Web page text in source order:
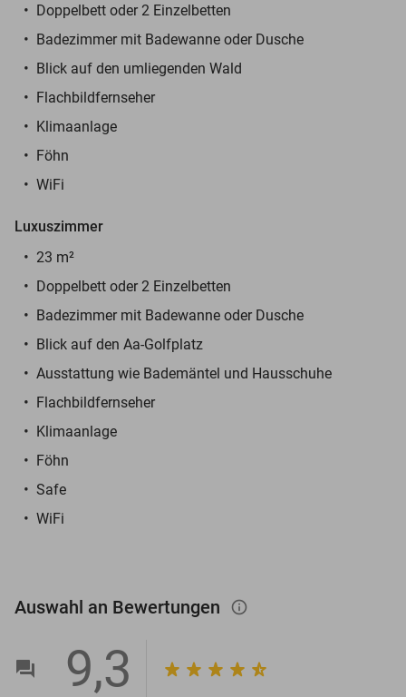
Doppelbett oder 2 Einzelbetten
Badezimmer mit Badewanne oder Dusche
Blick auf den umliegenden Wald
Flachbildfernseher
Klimaanlage
Föhn
WiFi
Luxuszimmer
23 m²
Doppelbett oder 2 Einzelbetten
Badezimmer mit Badewanne oder Dusche
Blick auf den Aa-Golfplatz
Ausstattung wie Bademäntel und Hausschuhe
Flachbildfernseher
Klimaanlage
Föhn
Safe
WiFi
Auswahl an Bewertungen info_outlined
9,3